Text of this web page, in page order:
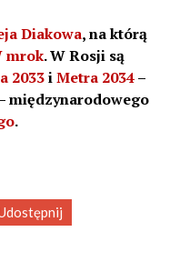
Diakowa, na którą
mrok. W Rosji są
2033iMetra 2034–
międzynarodowego
.